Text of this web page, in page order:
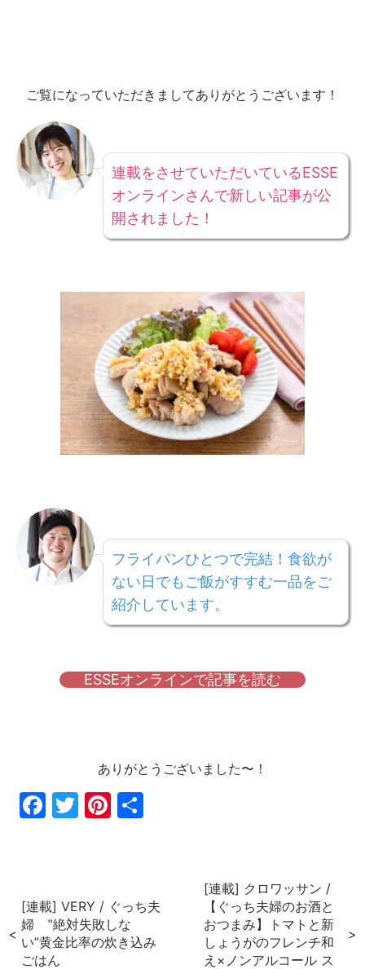
ご覧になっていただきましてありがとうございます！
連載をさせていただいているESSE
オンラインさんで新しい記事が公
開されました！
フライパンひとつで完結！食欲が
ない日でもご飯がすすむ一品をご
紹介しています。
ESSEオンラインで記事を読む
ありがとうございました〜！
Fac
Twi
Pin
[連載] VERY / ぐっち夫
婦 ‟絶対失敗しな
い”黄金比率の炊き込み
ごはん
[連載] クロワッサン /
【ぐっち夫婦のお酒と
おつまみ】トマトと新
しょうがのフレンチ和
え×ノンアルコール ス